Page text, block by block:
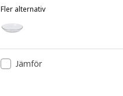
Fler alternativ
Alternativ: STRANDKRABBA,
Jämför